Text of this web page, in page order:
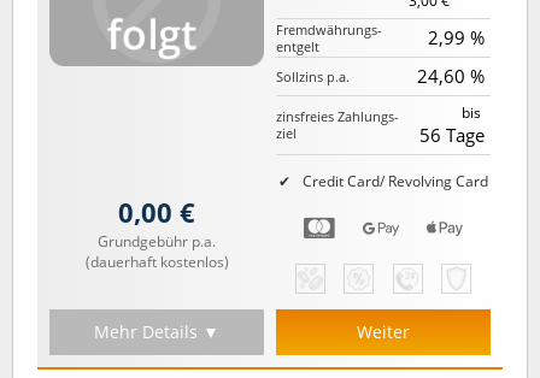
Credit Card/ Revolving Card
Fremd­währungs­
entgelt
2,99 %
Sollzins p.a. 24,60 %
zinsfreies Zahlungs­
ziel
bis
56 Tage
0,00 €
Grundgebühr p.a.
(dauerhaft kostenlos)
Mehr Details ▼ Weiter